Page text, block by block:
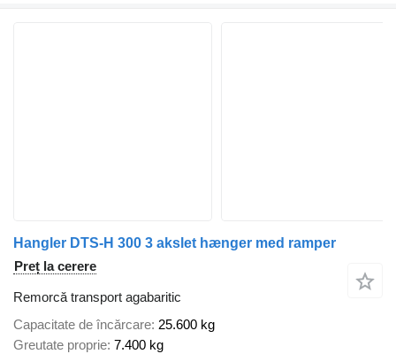
Hangler DTS-H 300 3 akslet hænger med ramper
Preț la cerere
Remorcă transport agabaritic
Capacitate de încărcare 25.600 kg
Greutate proprie 7.400 kg